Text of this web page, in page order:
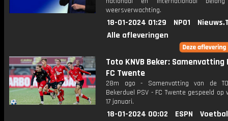
weersverwachting.
18-01-2024 01:29 NPO1
Alle afleveringen
Toto KNVB Beker: Samenvatting
FC Twente
28m ago - Samenvatting van de
Bekerduel PSV - FC Twente gespeeld op
17 januari.
18-01-2024 00:02 ESPN